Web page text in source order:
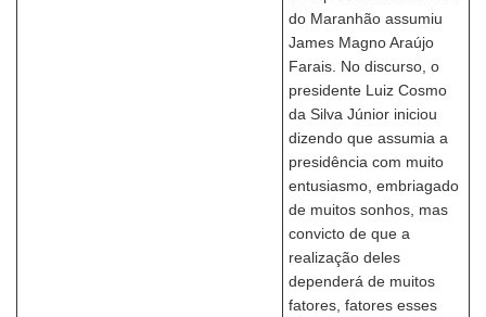
do Maranhão assumiu
James Magno Araújo
Farais. No discurso, o
presidente Luiz Cosmo
da Silva Júnior iniciou
dizendo que assumia a
presidência com muito
entusiasmo, embriagado
de muitos sonhos, mas
convicto de que a
realização deles
dependerá de muitos
fatores, fatores esses